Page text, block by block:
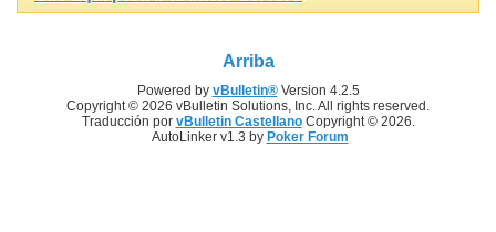
Arriba
Powered by vBulletin®Version 4.2.5
Copyright © 2026 vBulletin Solutions, Inc. All rights reserved.
Traducción por vBulletin CastellanoCopyright © 2026.
AutoLinker v1.3 by Poker Forum